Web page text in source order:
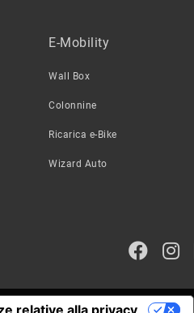
E-Mobility
Wall Box
Colonnine
Ricarica e-Bike
Wizard Auto
relative alla privacy